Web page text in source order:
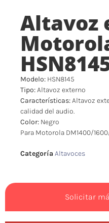
Altavoz
Modelo: HSN8145
Tipo:Altavoz externo
Características:Altavoz
calidad del audio.
Color: Negro
Para Motorola DM1400/
Categoría Altavoces
Solicitar